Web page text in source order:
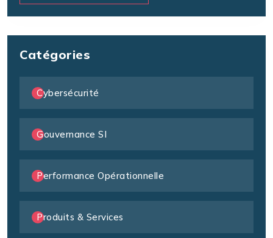
Catégories
Cybersécurité
Gouvernance SI
Performance Opérationnelle
Produits & Services